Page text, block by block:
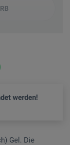
werden!
Gel. Die